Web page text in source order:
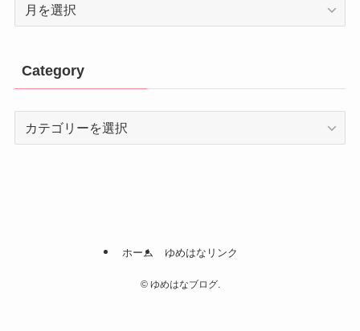
Category
Category
ホーム ゆめはなリンク
©ゆめはなブログ.